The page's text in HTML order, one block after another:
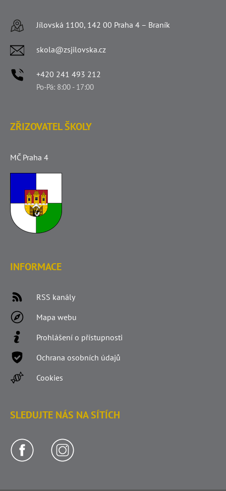
Jílovská 1100, 142 00 Praha 4 – Braník
skola@zsjilovska.cz
+420 241 493 212
Po-Pá: 8:00 - 17:00
ZŘIZOVATEL ŠKOLY
MČ Praha 4
INFORMACE
RSS kanály
Mapa webu
Prohlášení o přístupnosti
Ochrana osobních údajů
Cookies
SLEDUJTE NÁS NA SÍTÍCH